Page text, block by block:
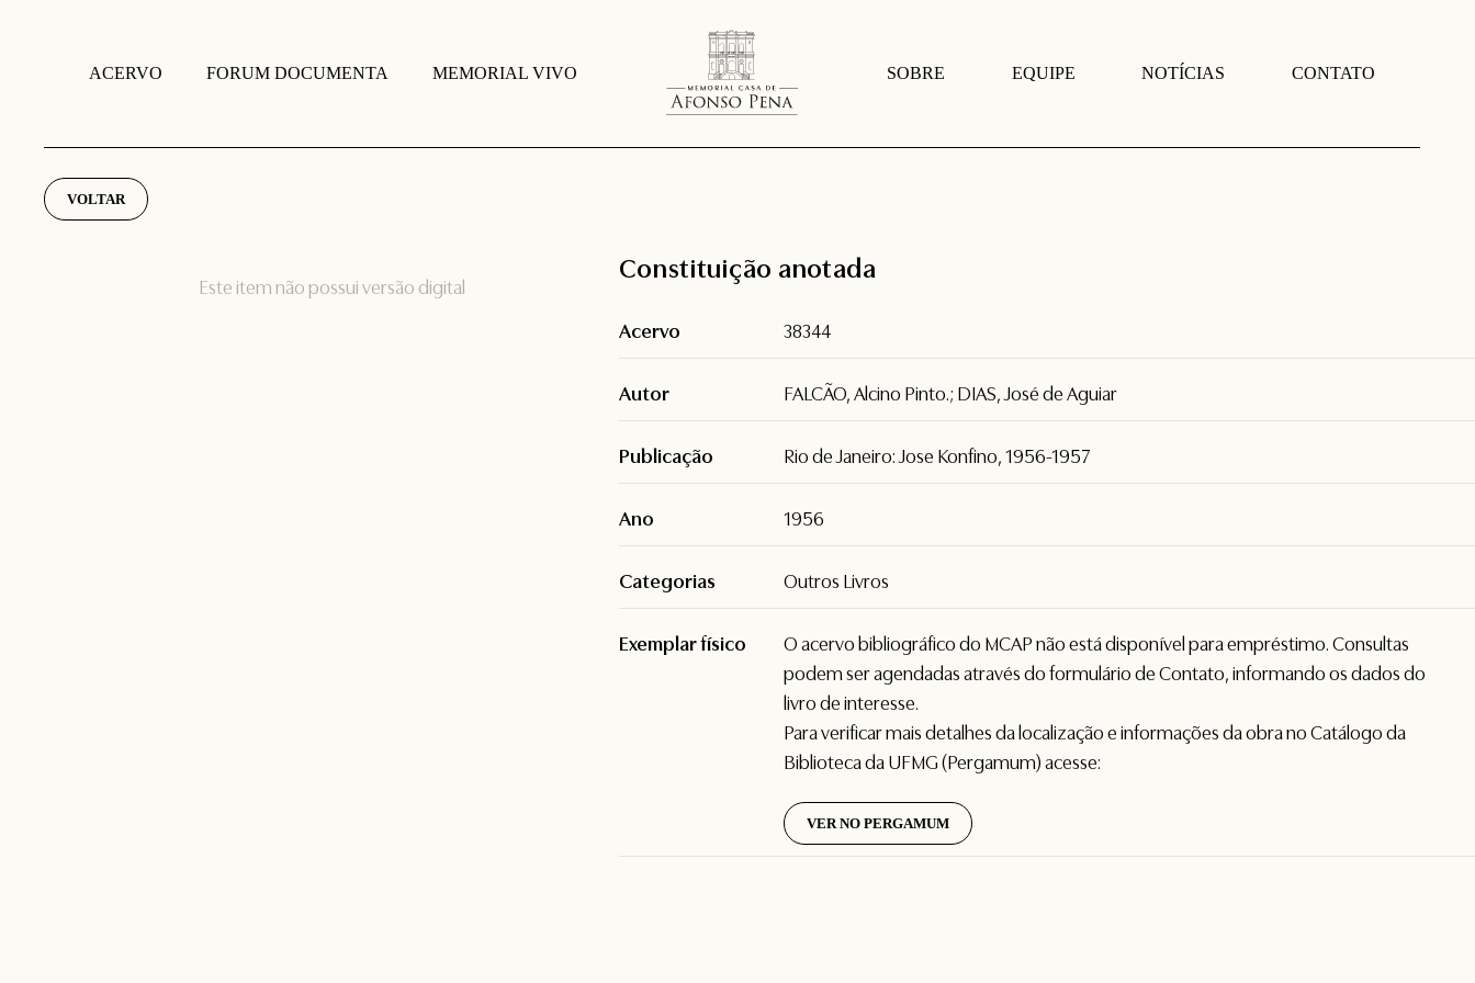
ACERVO FORUM DOCUMENTA MEMORIAL VIVO SOBRE EQUIPE NOTÍCIAS CONTATO
VOLTAR
Este item não possui versão digital
Constituição anotada
Acervo 38344
Autor FALCÃO, Alcino Pinto.; DIAS, José de Aguiar
Publicação Rio de Janeiro: Jose Konfino, 1956-1957
Ano 1956
Categorias Outros Livros
Exemplar físico
O acervo bibliográfico do MCAP não está disponível para empréstimo. Consultas
podem ser agendadas através do formulário deContato, informando os dados do
livro de interesse.
Para verificar mais detalhes da localização e informações da obra no Catálogo da
Biblioteca da UFMG (Pergamum) acesse:
VER NO PERGAMUM